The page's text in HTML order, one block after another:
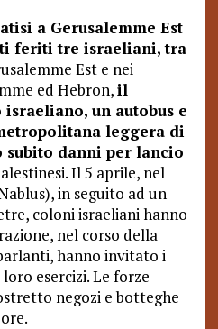
a Gerusalemme Est
feriti tre israeliani, tra
Est e nei
ed Hebron,il
un autobus e
leggera di
subito danni per lancio
Il 5 aprile, nel
in seguito ad un
coloni israeliani hanno
nel corso della
hanno invitato i
esercizi. Le forze
negozi e botteghe